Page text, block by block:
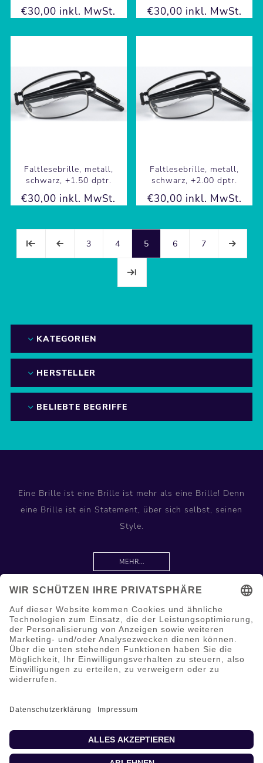
€30,00 inkl. MwSt. €30,00 inkl. MwSt.
Faltlesebrille, metall,
schwarz, +1.50 dptr.
€30,00 inkl. MwSt.
Faltlesebrille, metall,
schwarz, +2.00 dptr.
€30,00 inkl. MwSt.
3 4 5 6 7
KATEGORIEN
HERSTELLER
BELIEBTE BEGRIFFE
Eine Brille ist eine Brille ist mehr als eine Brille! Denn
eine Brille ist ein Statement, über sich selbst, seinen
Style.
MEHR...
Information
Hilfe & Service